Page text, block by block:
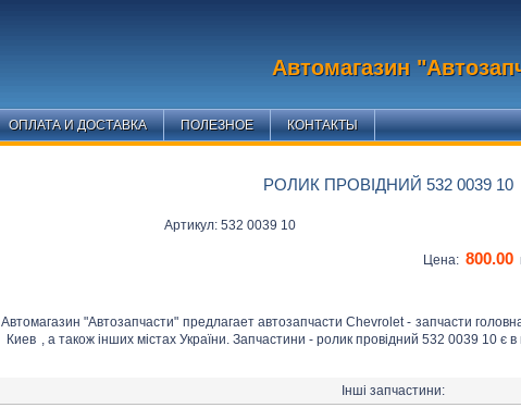
Автомагазин
ОПЛАТА И ДОСТАВКА ПОЛЕЗНОЕ КОНТАКТЫ
РОЛИК ПРОВІДНИЙ 532 0039 10
Артикул: 532 0039 10
Цена: 800.00
Автомагазин "Автозапчасти" предлагает автозапчасти Chevrolet - запчасти
Киев , а також інших містах України. Запчастини - ролик провідний 532 0039 10 є в
Інші запчастини: